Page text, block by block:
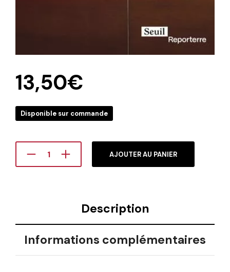
13,50€
Disponible sur commande
AJOUTER AU PANIER
Description
Informations complémentaires